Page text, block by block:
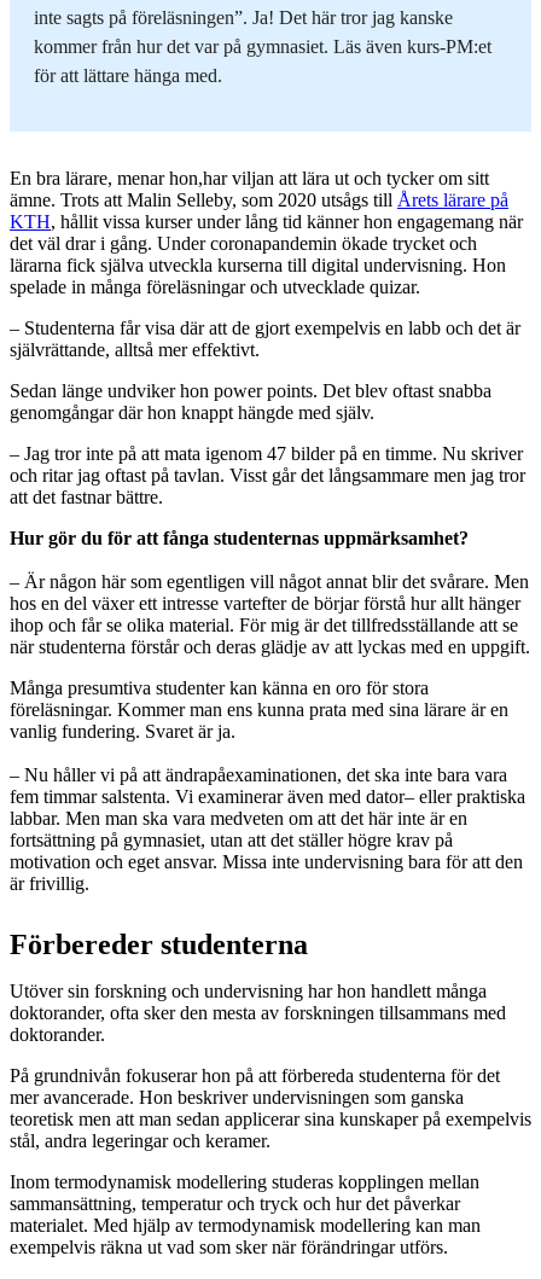
inte sagts på föreläsningen”. Ja! Det här tror jag kanske
kommer från hur det var på gymnasiet. Läs även kurs-PM:et
för att lättare hänga med.
En bra lärare, menar hon,har viljan att lära ut och tycker om sitt
ämne. Trots att Malin Selleby, som 2020 utsågs till Årets lärare på
KTH, hållit vissa kurser under lång tid känner hon engagemang när
det väl drar i gång. Under coronapandemin ökade trycket och
lärarna fick själva utveckla kurserna till digital undervisning. Hon
spelade in många föreläsningar och utvecklade quizar.
– Studenterna får visa där att de gjort exempelvis en labb och det är
självrättande, alltså mer effektivt.
Sedan länge undviker hon power points. Det blev oftast snabba
genomgångar där hon knappt hängde med själv.
– Jag tror inte på att mata igenom 47 bilder på en timme. Nu skriver
och ritar jag oftast på tavlan. Visst går det långsammare men jag tror
att det fastnar bättre.
Hur gör du för att fånga studenternas uppmärksamhet?
– Är någon här som egentligen vill något annat blir det svårare. Men
hos en del växer ett intresse vartefter de börjar förstå hur allt hänger
ihop och får se olika material. För mig är det tillfredsställande att se
när studenterna förstår och deras glädje av att lyckas med en uppgift.
Många presumtiva studenter kan känna en oro för stora
föreläsningar. Kommer man ens kunna prata med sina lärare är en
vanlig fundering. Svaret är ja.
– Nu håller vi på att ändrapåexaminationen, det ska inte bara vara
fem timmar salstenta. Vi examinerar även med dator– eller praktiska
labbar. Men man ska vara medveten om att det här inte är en
fortsättning på gymnasiet, utan att det ställer högre krav på
motivation och eget ansvar. Missa inte undervisning bara för att den
är frivillig.
Förbereder studenterna
Utöver sin forskning och undervisning har hon handlett många
doktorander, ofta sker den mesta av forskningen tillsammans med
doktorander.
På grundnivån fokuserar hon på att förbereda studenterna för det
mer avancerade. Hon beskriver undervisningen som ganska
teoretisk men att man sedan applicerar sina kunskaper på exempelvis
stål, andra legeringar och keramer.
Inom termodynamisk modellering studeras kopplingen mellan
sammansättning, temperatur och tryck och hur det påverkar
materialet. Med hjälp av termodynamisk modellering kan man
exempelvis räkna ut vad som sker när förändringar utförs.